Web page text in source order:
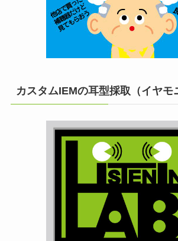
カスタムIEMの耳型採取（イヤモ